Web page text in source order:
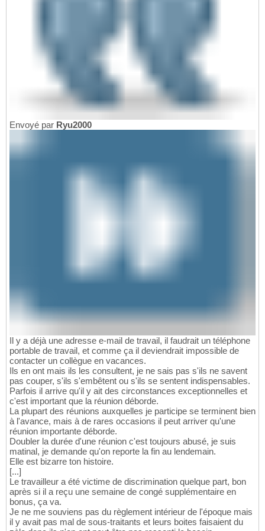
Envoyé par Ryu2000
Il y a déjà une adresse e-mail de travail, il faudrait un téléphone
portable de travail, et comme ça il deviendrait impossible de
contacter un collègue en vacances.
Ils en ont mais ils les consultent, je ne sais pas s'ils ne savent
pas couper, s'ils s'embêtent ou s'ils se sentent indispensables.
Parfois il arrive qu'il y ait des circonstances exceptionnelles et
c'est important que la réunion déborde.
La plupart des réunions auxquelles je participe se terminent bien
à l'avance, mais à de rares occasions il peut arriver qu'une
réunion importante déborde.
Doubler la durée d'une réunion c'est toujours abusé, je suis
matinal, je demande qu'on reporte la fin au lendemain.
Elle est bizarre ton histoire.
[...]
Le travailleur a été victime de discrimination quelque part, bon
après si il a reçu une semaine de congé supplémentaire en
bonus, ça va.
Je ne me souviens pas du règlement intérieur de l'époque mais
il y avait pas mal de sous-traitants et leurs boites faisaient du